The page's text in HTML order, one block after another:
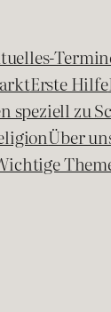
Erste Hilfe
speziell zu
Über